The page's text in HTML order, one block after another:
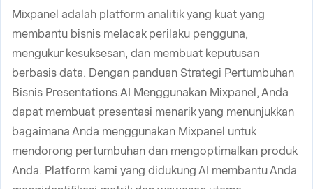
Mixpanel adalah platform analitik yang kuat yang
membantu bisnis melacak perilaku pengguna,
mengukur kesuksesan, dan membuat keputusan
berbasis data. Dengan panduan Strategi Pertumbuhan
Bisnis Presentations.AI Menggunakan Mixpanel, Anda
dapat membuat presentasi menarik yang menunjukkan
bagaimana Anda menggunakan Mixpanel untuk
mendorong pertumbuhan dan mengoptimalkan produk
Anda. Platform kami yang didukung AI membantu Anda